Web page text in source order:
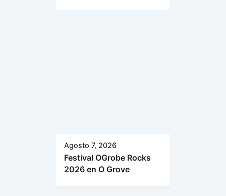
Agosto 7, 2026
Festival OGrobe Rocks
2026 en O Grove